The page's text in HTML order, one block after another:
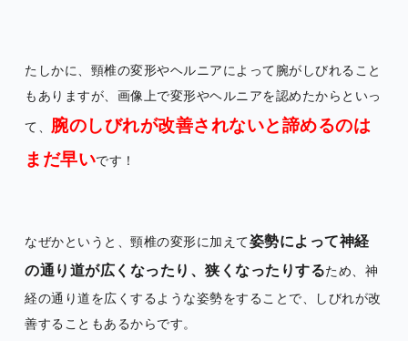
たしかに、頸椎の変形やヘルニアによって腕がしびれること
もありますが、画像上で変形やヘルニアを認めたからといっ
て、 腕のしびれが改善されないと諦めるのは
まだ早いです！
なぜかというと、頸椎の変形に加えて姿勢によって神経
の通り道が広くなったり、狭くなったりするため、神
経の通り道を広くするような姿勢をすることで、しびれが改
善することもあるからです。